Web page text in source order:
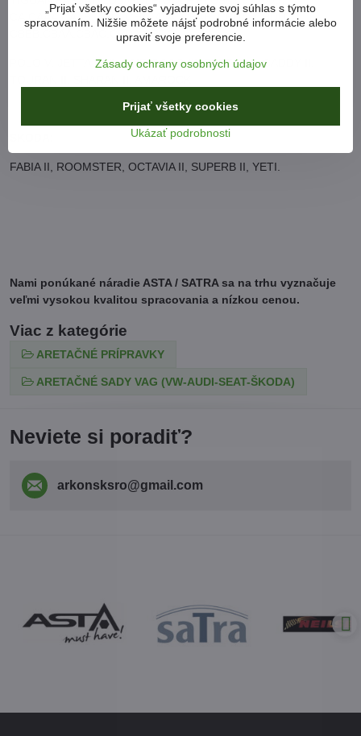
CA,CAAA,CAAB, AAC, CHA, AVA, CBAB, CBDA, CBDD,
CBBB,CBAA,CBAC,CBDA,CBDC;
POLO V, JETTA V/VI, SCIRIOCCO III, BEETLE II, CADDY II,
FABIA II, ROOMSTER, OCTAVIA II, SUPERB II, YETI.
Nami ponúkané náradie ASTA / SATRA sa na trhu vyznačuje
veľmi vysokou kvalitou spracovania a nízkou cenou.
Viac z kategórie
ARETAČNÉ PRÍPRAVKY
ARETAČNÉ SADY VAG (VW-AUDI-SEAT-ŠKODA)
Neviete si poradiť?
arkonsksro​@gmail​.com
„Prijať všetky cookies“ vyjadrujete svoj súhlas s týmto
spracovaním. Nižšie môžete nájsť podrobné informácie alebo
upraviť svoje preferencie.
Zásady ochrany osobných údajov
Ukázať podrobnosti
Prijať všetky cookies